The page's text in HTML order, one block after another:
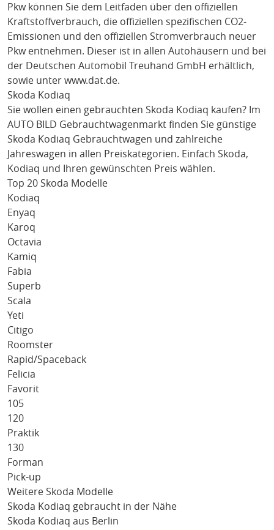
Pkw können Sie dem Leitfaden über den offiziellen
Kraftstoffverbrauch, die offiziellen spezifischen CO2-
Emissionen und den offiziellen Stromverbrauch neuer
Pkw entnehmen. Dieser ist in allen Autohäusern und bei
der Deutschen Automobil Treuhand GmbH erhältlich,
sowie unter www.dat.de.
Skoda Kodiaq
Sie wollen einen gebrauchten Skoda Kodiaq kaufen? Im
AUTO BILD Gebrauchtwagenmarkt finden Sie günstige
Skoda Kodiaq Gebrauchtwagen und zahlreiche
Jahreswagen in allen Preiskategorien. Einfach Skoda,
Kodiaq und Ihren gewünschten Preis wählen.
Top 20 Skoda Modelle
Kodiaq
Enyaq
Karoq
Octavia
Kamiq
Fabia
Superb
Scala
Yeti
Citigo
Roomster
Rapid/Spaceback
Felicia
Favorit
105
120
Praktik
130
Forman
Pick-up
Weitere Skoda Modelle
Skoda Kodiaq gebraucht in der Nähe
Skoda Kodiaq aus Berlin